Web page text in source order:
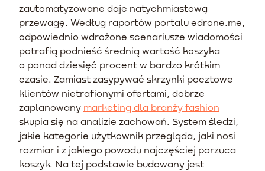
zautomatyzowane daje natychmiastową
przewagę. Według raportów portalu edrone.me,
odpowiednio wdrożone scenariusze wiadomości
potrafią podnieść średnią wartość koszyka
o ponad dziesięć procent w bardzo krótkim
czasie. Zamiast zasypywać skrzynki pocztowe
klientów nietrafionymi ofertami, dobrze
zaplanowany marketing dla branży fashion
skupia się na analizie zachowań. System śledzi,
jakie kategorie użytkownik przegląda, jaki nosi
rozmiar i z jakiego powodu najczęściej porzuca
koszyk. Na tej podstawie budowany jest